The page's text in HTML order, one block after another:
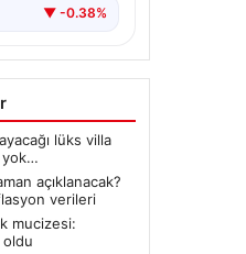
▼ -0.38%
lüks villa
yok…
açıklanacak?
verileri
mucizesi:
oldu